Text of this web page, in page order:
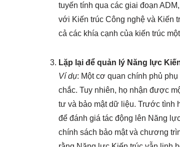
tuyến tính qua các giai đoạn
với Kiến trúc Công nghệ và Kiến
cả các khía cạnh của kiến trúc
Lặp lại để quản lý Năng lực
Ví dụ: Một cơ quan chính phủ
chắc. Tuy nhiên, họ nhận được
tư và bảo mật dữ liệu. Trước tình
để đánh giá tác động lên Năng
chính sách bảo mật và chương